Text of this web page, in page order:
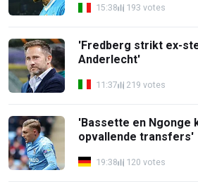
15:38 193 votes
'Fredberg strikt ex-
Anderlecht'
11:37 219 votes
'Bassette en Ngonge
opvallende transfers'
19:38 120 votes